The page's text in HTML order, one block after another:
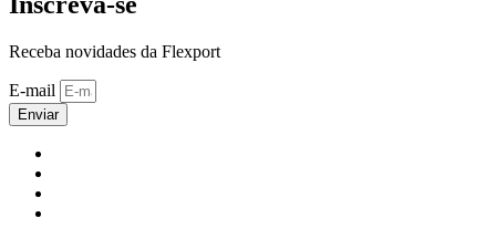
Receba novidades da Flexport
E-mail
Enviar